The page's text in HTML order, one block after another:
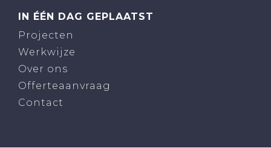
IN ÉÉN DAG GEPLAATST
Projecten
Werkwijze
Over ons
Offerteaanvraag
Contact